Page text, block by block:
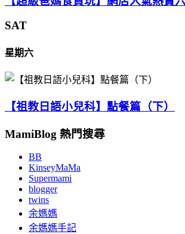
SAT
星期六
【祖教日語小兒科】點餐篇（下）
MamiBlog 熱門搜尋
BB
KinseyMaMa
Supermami
blogger
twins
余媽媽
余媽媽手記